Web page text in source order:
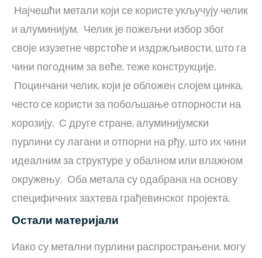
Најчешћи метали који се користе укључују челик
и алуминијум. Челик је пожељни избор због
своје изузетне чврстоће и издржљивости, што га
чини погодним за веће, теже конструкције.
Поцинчани челик, који је обложен слојем цинка,
често се користи за побољшање отпорности на
корозију. С друге стране, алуминијумски
пурлини су лагани и отпорни на рђу, што их чини
идеалним за структуре у обалном или влажном
окружењу. Оба метала су одабрана на основу
специфичних захтева грађевинског пројекта.
Остали материјали
Иако су метални пурлини распрострањени, могу